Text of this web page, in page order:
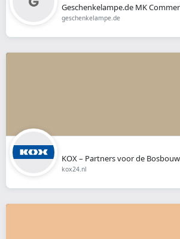
Geschenkelampe.de MK
geschenkelampe.de
KOX – Partners voor de
kox24.nl